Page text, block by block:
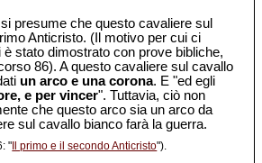
presume che questo cavaliere sul
Anticristo. (Il motivo per cui ci
stato dimostrato con prove bibliche,
86). A questo cavaliere sul cavallo
un arco e una corona. E "ed egli
e per vincer". Tuttavia, ciò non
che questo arco sia un arco da
sul cavallo bianco farà la guerra.
" Il primo e il secondo Anticristo").